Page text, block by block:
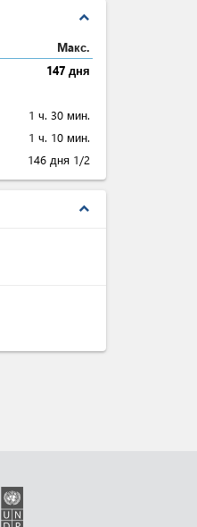
expand_less
Maкс.
147 дня
1 ч. 30 мин.
1 ч. 10 мин.
146 дня 1/2
expand_less